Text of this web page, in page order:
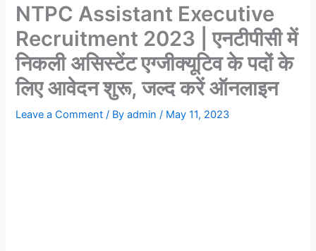
NTPC Assistant Executive
Recruitment 2023 | एनटीपीसी में
निकली असिस्टेंट एग्जीक्यूटिव के पदों के
लिए आवेदन शुरू, जल्द करें ऑनलाइन
Leave a Comment / Byadmin/ May 11, 2023